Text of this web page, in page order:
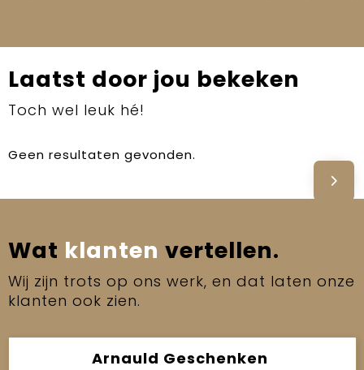
Laatst door jou bekeken
Toch wel leuk hé!
Geen resultaten gevonden.
Wat klanten vertellen.
Wij zijn trots op ons werk, en dat laten onze
klanten ook zien.
Arnauld Geschenken